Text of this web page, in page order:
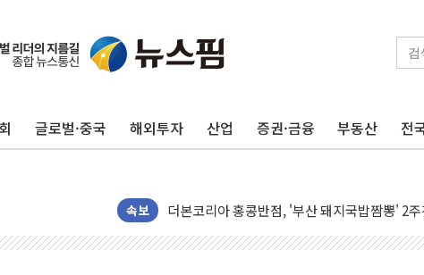
글로벌·중국 해외투자 산업 증권·금융 부동산 전
속보
반도체 대형주 급락에 코스피 4%↓…매도 사
카카오뱅크 '모임통장'의 락인 효과, '모임주'
ADT캡스, 매장 운영·보안 통합관리 앱 출시
LGU+, 국내 IDaaS 최초 클라우드 보안인증